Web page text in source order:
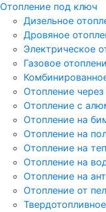
Отопление под ключ
Дизельное
Дровяное
Электрическое
Газовое
Отопление
Отопление с
Отопление на
Отопление на
Отопление на
Отопление на
Отопление на
Отопление от